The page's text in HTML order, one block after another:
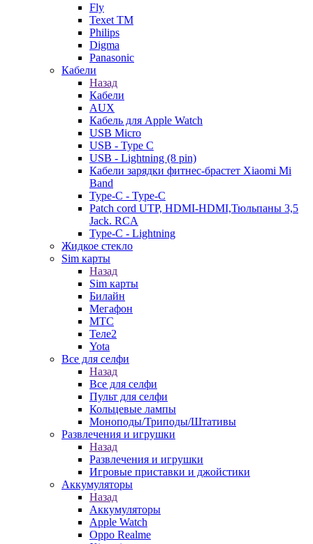
Fly
Texet TM
Philips
Digma
Panasonic
Кабели
Назад
Кабели
AUX
Кабель для Apple Watch
USB Micro
USB - Type C
USB - Lightning (8 pin)
Кабели зарядки фитнес-брастет Xiaomi Mi
Band
Type-C - Type-C
Patch cord UTP, HDMI-HDMI,Тюльпаны 3,5
Jack. RCA
Type-C - Lightning
Жидкое стекло
Sim карты
Назад
Sim карты
Билайн
Мегафон
МТС
Теле2
Yota
Все для селфи
Назад
Все для селфи
Пульт для селфи
Кольцевые лампы
Моноподы/Триподы/Штативы
Развлечения и игрушки
Назад
Развлечения и игрушки
Игровые приставки и джойстики
Аккумуляторы
Назад
Аккумуляторы
Apple Watch
Oppo Realme